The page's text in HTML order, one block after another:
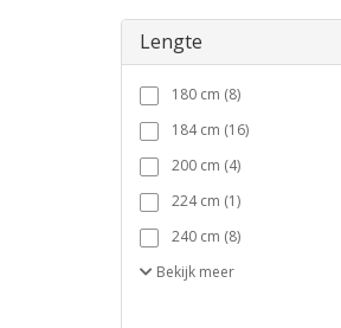
Lengte
180 cm (8)
184 cm (16)
200 cm (4)
224 cm (1)
240 cm (8)
Bekijk meer